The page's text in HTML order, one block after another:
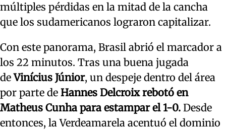
múltiples pérdidas en la mitad de la cancha
que los sudamericanos lograron capitalizar.
Con este panorama, Brasil abrió el marcador a
los 22 minutos. Tras una buena jugada
deVinícius Júnior, un despeje dentro del área
por parte de Hannes Delcroix rebotó en
Matheus Cunha para estampar el 1-0. Desde
entonces, la Verdeamarela acentuó el dominio